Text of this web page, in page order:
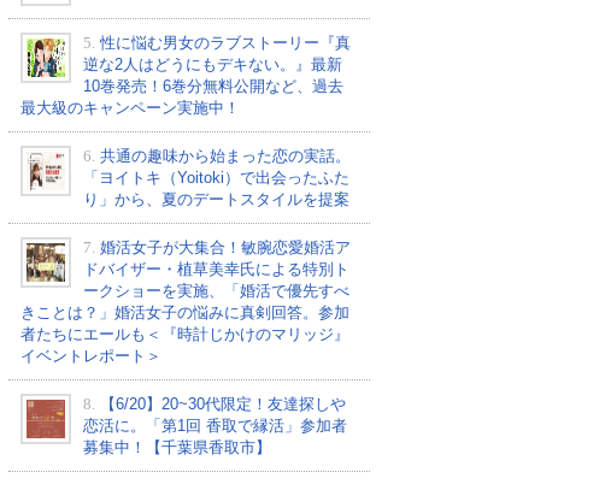
5. 性に悩む男女のラブストーリー『真
逆な2人はどうにもデキない。』最新
10巻発売！6巻分無料公開など、過去
最大級のキャンペーン実施中！
6. 共通の趣味から始まった恋の実話。
「ヨイトキ（Yoitoki）で出会ったふた
り」から、夏のデートスタイルを提案
7. 婚活女子が大集合！敏腕恋愛婚活ア
ドバイザー・植草美幸氏による特別ト
ークショーを実施、「婚活で優先すべ
きことは？」婚活女子の悩みに真剣回答。参加
者たちにエールも＜『時計じかけのマリッジ』
イベントレポート＞
8.
【6/20】20~30代限定！友達探しや
恋活に。「第1回 香取で縁活」参加者
募集中！【千葉県香取市】